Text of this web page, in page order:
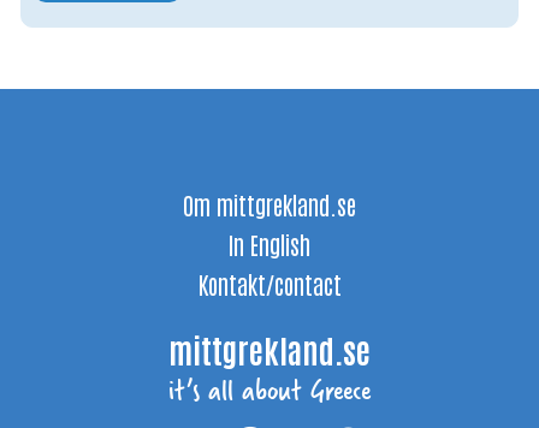
Om mittgrekland.se
In English
Kontakt/contact
mittgrekland.se
it’s all about Greece